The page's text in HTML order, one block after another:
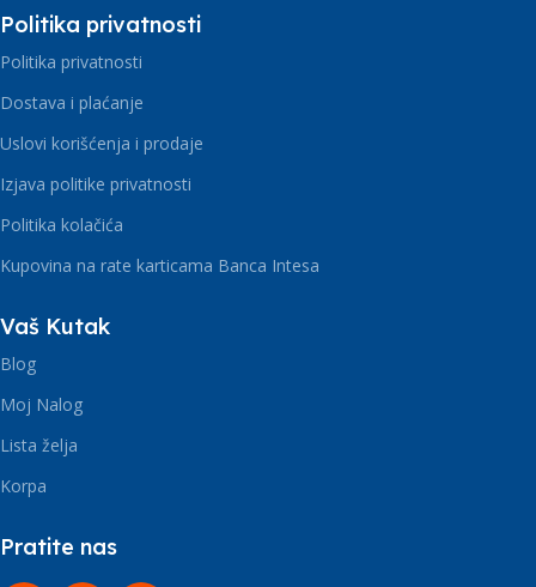
Politika privatnosti
Politika privatnosti
Dostava i plaćanje
Uslovi korišćenja i prodaje
Izjava politike privatnosti
Politika kolačića
Kupovina na rate karticama Banca Intesa
Vaš Kutak
Blog
Moj Nalog
Lista želja
Korpa
Pratite nas